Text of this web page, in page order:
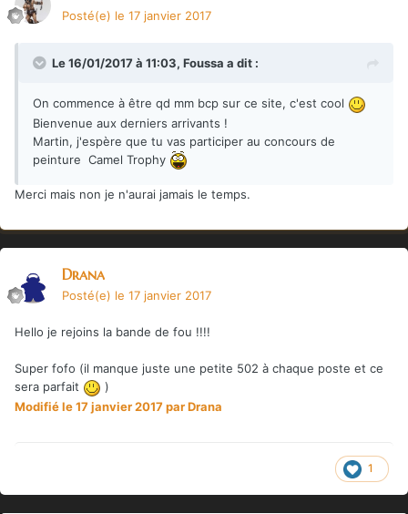
Posté(e) le 17 janvier 2017
Le 16/01/2017 à 11:03, Foussa a dit :
On commence à être qd mm bcp sur ce site, c'est cool
Bienvenue aux derniers arrivants !
Martin, j'espère que tu vas participer au concours de
peinture Camel Trophy
Merci mais non je n'aurai jamais le temps.
Drana
Posté(e) le 17 janvier 2017
Hello je rejoins la bande de fou !!!!
Super fofo (il manque juste une petite 502 à chaque poste et ce
sera parfait
)
Modifiéle 17 janvier 2017par Drana
1